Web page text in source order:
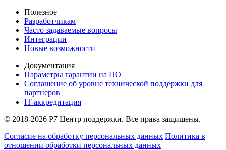
Полезное
Разработчикам
Часто задаваемые вопросы
Интеграции
Новые возможности
Документация
Параметры гарантии на ПО
Соглашение об уровне технической поддержки для
партнеров
IT-аккредитация
© 2018-2026 Р7 Центр поддержки. Все права защищены.
Согласие на обработку персональных данных Политика в
отношении обработки персональных данных